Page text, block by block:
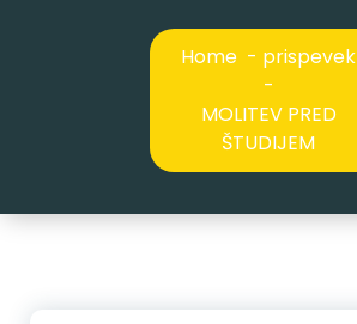
Home - prispevek
-
MOLITEV PRED
ŠTUDIJEM